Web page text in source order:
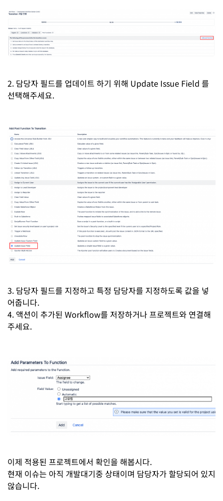
2. 담당자 필드를 업데이트 하기 위해 Update Issue Field 를
선택해주세요.
3. 담당자 필드를 지정하고 특정 담당자를 지정하도록 값을 넣
어줍니다.
4. 액션이 추가된 Workflow를 저장하거나 프로젝트와 연결해
주세요.
이제 적용된 프로젝트에서 확인을 해봅시다.
현재 이슈는 아직 개발대기중 상태이며 담당자가 할당되어 있지
않습니다.